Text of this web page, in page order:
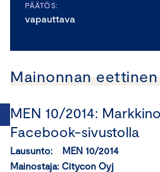
PÄÄTÖS:
vapauttava
Mainonnan
MEN 10/2014:
Facebook-sivustolla
Lausunto: MEN 10/
Mainostaja: Citycon Oyj